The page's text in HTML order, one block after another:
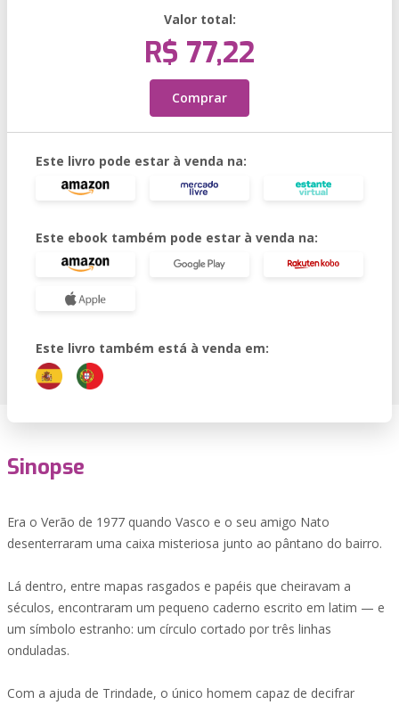
Valor total:
R$ 77,22
Comprar
Este livro pode estar à venda na:
Este ebook também pode estar à venda na:
Este livro também está à venda em:
Sinopse
Era o Verão de 1977 quando Vasco e o seu amigo Nato
desenterraram uma caixa misteriosa junto ao pântano do bairro.
Lá dentro, entre mapas rasgados e papéis que cheiravam a
séculos, encontraram um pequeno caderno escrito em latim — e
um símbolo estranho: um círculo cortado por três linhas
onduladas.
Com a ajuda de Trindade, o único homem capaz de decifrar